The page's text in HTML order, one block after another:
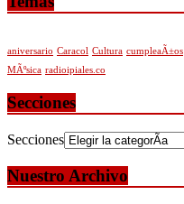
aniversario Caracol Cultura cumpleaÃ±os
MÃºsica radioipiales.co
Secciones
Secciones
Nuestro Archivo